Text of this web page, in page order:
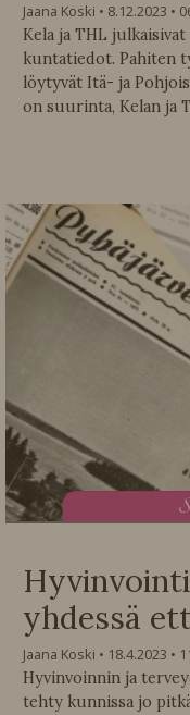
Jaana Koski 8.12.2023
Kela ja THL
kuntatiedot. Pahiten
löytyvät Itä- ja
on suurinta, Kelan ja
S
yhdessä
Jaana Koski 18.4.2023
Hyvinvoinnin ja
tehty kunnissa jo